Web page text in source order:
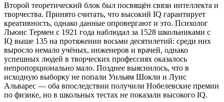
Второй теоретический блок был посвящён связи интеллекта и
творчества. Принято считать, что высокий IQ гарантирует
креативность, однако данные опровергают и это. Психолог
Льюис Термен с 1921 года наблюдал за 1528 школьниками с
IQ выше 135 на протяжении восьми десятилетий: среди них
выросло немало учёных, инженеров и врачей, однако
успешных людей в творческих профессиях оказалось
непропорционально мало. Позднее выяснилось, что в
исходную выборку не попали Уильям Шокли и Луис
Альварес — оба впоследствии получили Нобелевские премии
по физике, но в школьных тестах не показали высокого IQ.